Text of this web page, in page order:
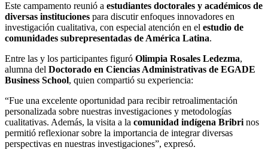
Este campamento reunió a estudiantes doctorales y académicos de
diversas instituciones para discutir enfoques innovadores en
investigación cualitativa, con especial atención en el estudio de
comunidades subrepresentadas de América Latina.
Entre las y los participantes figuró Olimpia Rosales Ledezma,
alumna del Doctorado en Ciencias Administrativas de EGADE
Business School, quien compartió su experiencia:
“Fue una excelente oportunidad para recibir retroalimentación
personalizada sobre nuestras investigaciones y metodologías
cualitativas. Además, la visita a la comunidad indígena Bribrinos
permitió reflexionar sobre la importancia de integrar diversas
perspectivas en nuestras investigaciones”, expresó.